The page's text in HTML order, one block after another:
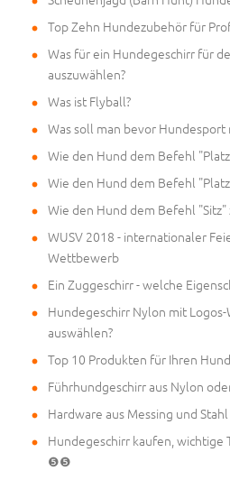
Top Zehn Hundezubehör für
Was für ein Hundegeschirr für
auszuwählen?
Was ist Flyball?
Was soll man bevor Hundesport
Wie den Hund dem Befehl
Wie den Hund dem Befehl
Wie den Hund dem Befehl "Sitz"
WUSV 2018 - internationaler
Wettbewerb
Ein Zuggeschirr - welche
Hundegeschirr Nylon mit
auswählen?
Top 10 Produkten für Ihren Hund
Führhundgeschirr aus Nylon
Hardware aus Messing und
Hundegeschirr kaufen, wichtige
❺❺